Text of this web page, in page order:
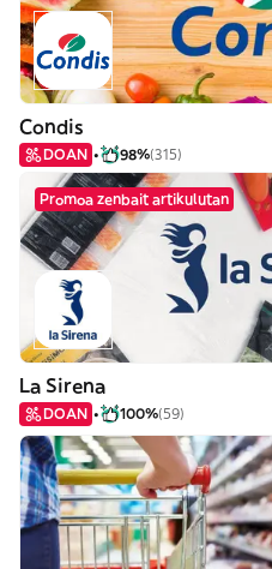
Condis
DOAN 98%(315)
Promoa zenbait artikulutan
La Sirena
DOAN 100%(59)